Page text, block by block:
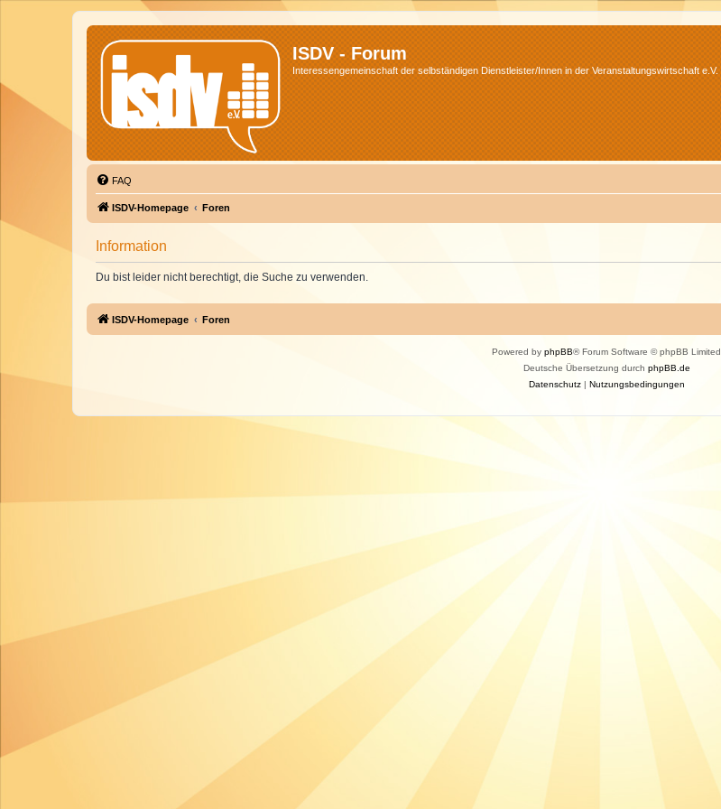
ISDV - Forum
Interessengemeinschaft der selbständigen Dienstleister/Innen in der Veranstaltungswirtschaft e.V.
FAQ
ISDV-Homepage Foren
Information
Du bist leider nicht berechtigt, die Suche zu verwenden.
ISDV-Homepage Foren
Powered by phpBB® Forum Software © phpBB Limited
Deutsche Übersetzung durch phpBB.de
Datenschutz| Nutzungsbedingungen